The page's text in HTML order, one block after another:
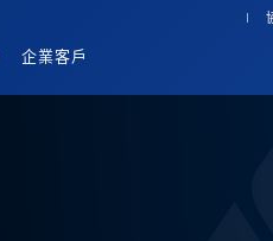
企業客戶